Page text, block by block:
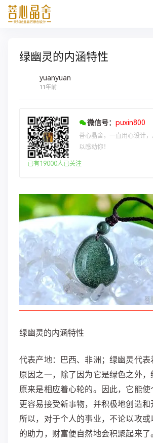
绿幽灵的内涵特性
yuanyuan
11年前
微信号： puxin800
菩心晶舍，一直用心设计，
以感动你！
已有19000人已关注
绿幽灵的内涵特性
代表产地：巴西、非洲；绿幽灵代表
原因之一，除了因为它是绿色之外，
原来是相应着心轮的。因此，它能使
更容易接受新事物，并积极地创造和
所以，对于个人的事业，不论以攻
的助力，财富便自然地会积聚起来